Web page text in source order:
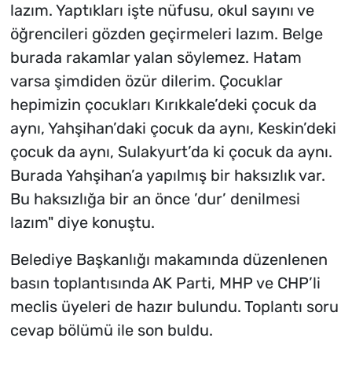
lazım. Yaptıkları işte nüfusu, okul sayını ve
öğrencileri gözden geçirmeleri lazım. Belge
burada rakamlar yalan söylemez. Hatam
varsa şimdiden özür dilerim. Çocuklar
hepimizin çocukları Kırıkkale’deki çocuk da
aynı, Yahşihan’daki çocuk da aynı, Keskin’deki
çocuk da aynı, Sulakyurt’da ki çocuk da aynı.
Burada Yahşihan’a yapılmış bir haksızlık var.
Bu haksızlığa bir an önce ’dur’ denilmesi
lazım" diye konuştu.
Belediye Başkanlığı makamında düzenlenen
basın toplantısında AK Parti, MHP ve CHP’li
meclis üyeleri de hazır bulundu. Toplantı soru
cevap bölümü ile son buldu.